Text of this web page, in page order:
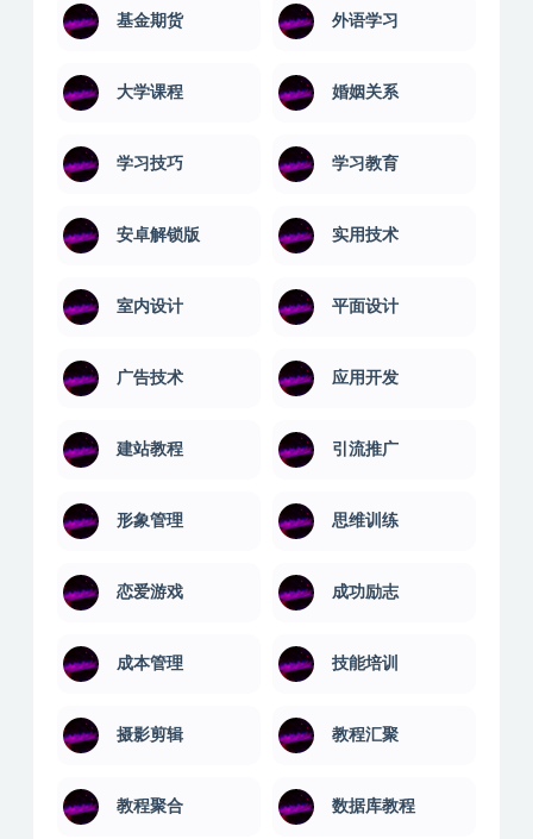
基金期货 外语学习
大学课程 婚姻关系
学习技巧 学习教育
安卓解锁版 实用技术
室内设计 平面设计
广告技术 应用开发
建站教程 引流推广
形象管理 思维训练
恋爱游戏 成功励志
成本管理 技能培训
摄影剪辑 教程汇聚
教程聚合 数据库教程